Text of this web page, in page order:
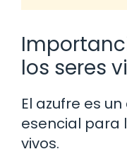
los seres
El azufre es
esencial para
vivos.